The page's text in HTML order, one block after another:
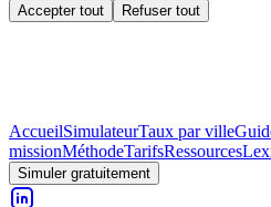
Accepter tout Refuser tout
AccueilSimulateurTaux par ville
missionMéthodeTarifsRessources
Simuler gratuitement